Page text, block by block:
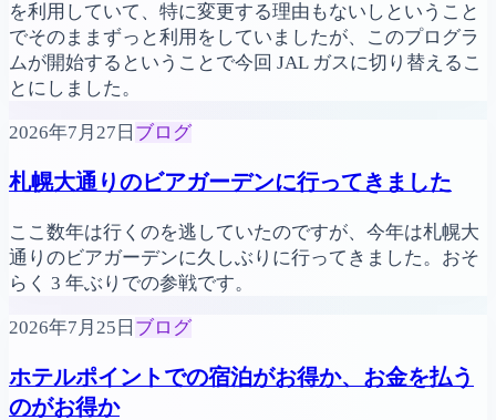
を利用していて、特に変更する理由もないしということ
でそのままずっと利用をしていましたが、このプログラ
ムが開始するということで今回 JAL ガスに切り替えるこ
とにしました。
2026年7月27日 ブログ
札幌大通りのビアガーデンに行ってきました
ここ数年は行くのを逃していたのですが、今年は札幌大
通りのビアガーデンに久しぶりに行ってきました。おそ
らく 3 年ぶりでの参戦です。
2026年7月25日 ブログ
ホテルポイントでの宿泊がお得か、お金を払う
のがお得か